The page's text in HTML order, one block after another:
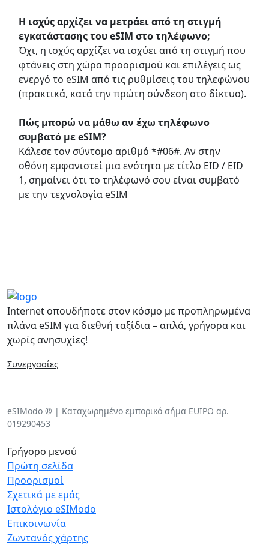
Η ισχύς αρχίζει να μετράει από τη στιγμή
εγκατάστασης του eSIM στο τηλέφωνο;
Όχι, η ισχύς αρχίζει να ισχύει από τη στιγμή που
φτάνεις στη χώρα προορισμού και επιλέγεις ως
ενεργό το eSIM από τις ρυθμίσεις του τηλεφώνου
(πρακτικά, κατά την πρώτη σύνδεση στο δίκτυο).
Πώς μπορώ να μάθω αν έχω τηλέφωνο
συμβατό με eSIM?
Κάλεσε τον σύντομο αριθμό *#06#. Αν στην
οθόνη εμφανιστεί μια ενότητα με τίτλο EID / EID
1, σημαίνει ότι το τηλέφωνό σου είναι συμβατό
με την τεχνολογία eSIM
Internet οπουδήποτε στον κόσμο με προπληρωμένα
πλάνα eSIM για διεθνή ταξίδια – απλά, γρήγορα και
χωρίς ανησυχίες!
Συνεργασίες
eSIModo ® | Καταχωρημένο εμπορικό σήμα EUIPO αρ.
019290453
Γρήγορο μενού
Πρώτη σελίδα
Προορισμοί
Σχετικά με εμάς
Ιστολόγιο eSIModo
Επικοινωνία
Ζωντανός χάρτης